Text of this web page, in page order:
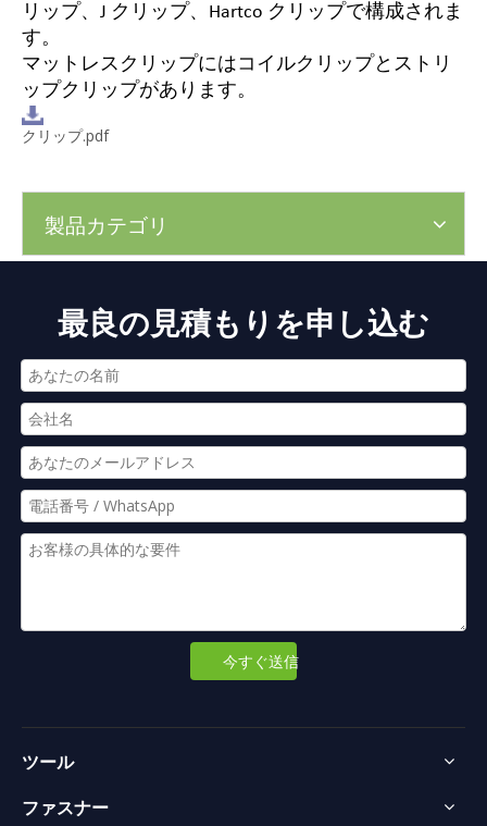
リップ、J クリップ、Hartco クリップで構成されま
す。
マットレスクリップにはコイルクリップとストリ
ップクリップがあります。
クリップ.pdf
製品カテゴリ
最良の見積もりを申し込む
今すぐ送信
ツール
ファスナー